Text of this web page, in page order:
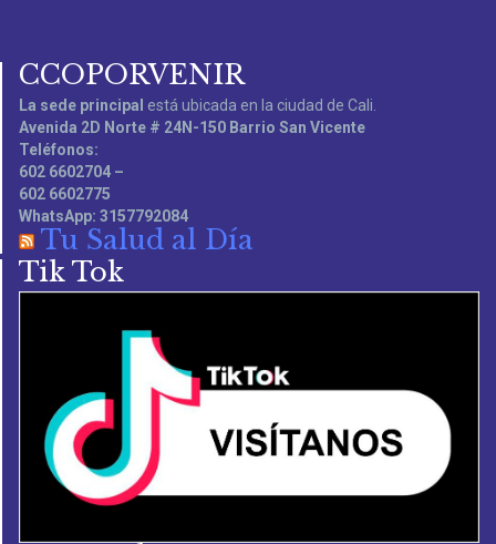
CCOPORVENIR
La sede principal está ubicada en la ciudad de Cali.
Avenida 2D Norte # 24N-150 Barrio San Vicente
Teléfonos:
602 6602704 –
602 6602775
WhatsApp: 3157792084
Tu Salud al Día
Tik Tok